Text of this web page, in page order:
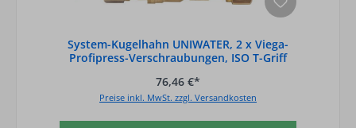
System-Kugelhahn UNIWATER, 2 x Viega-
Profipress-Verschraubungen, ISO T-Griff
76,46 €*
Preise inkl. MwSt. zzgl. Versandkosten